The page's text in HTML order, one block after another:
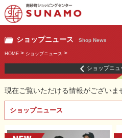
ショップニュース Shop News
HOME> ショップニュース >
ショップニュ
現在ご覧いただける情報がございま
ショップニュース